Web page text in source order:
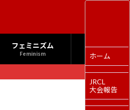
フェミニズム
Feminism ホーム
JRCL
大会報告